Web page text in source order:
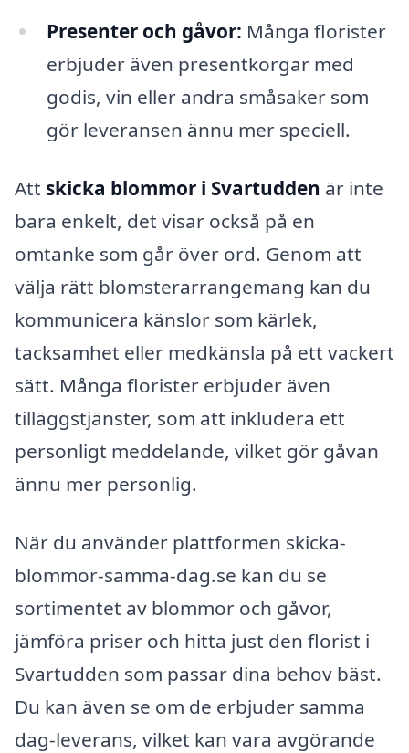
Presenter och gåvor: Många florister
erbjuder även presentkorgar med
godis, vin eller andra småsaker som
gör leveransen ännu mer speciell.
Att skicka blommor i Svartudden är inte
bara enkelt, det visar också på en
omtanke som går över ord. Genom att
välja rätt blomsterarrangemang kan du
kommunicera känslor som kärlek,
tacksamhet eller medkänsla på ett vackert
sätt. Många florister erbjuder även
tilläggstjänster, som att inkludera ett
personligt meddelande, vilket gör gåvan
ännu mer personlig.
När du använder plattformen skicka-
blommor-samma-dag.se kan du se
sortimentet av blommor och gåvor,
jämföra priser och hitta just den florist i
Svartudden som passar dina behov bäst.
Du kan även se om de erbjuder samma
dag-leverans, vilket kan vara avgörande